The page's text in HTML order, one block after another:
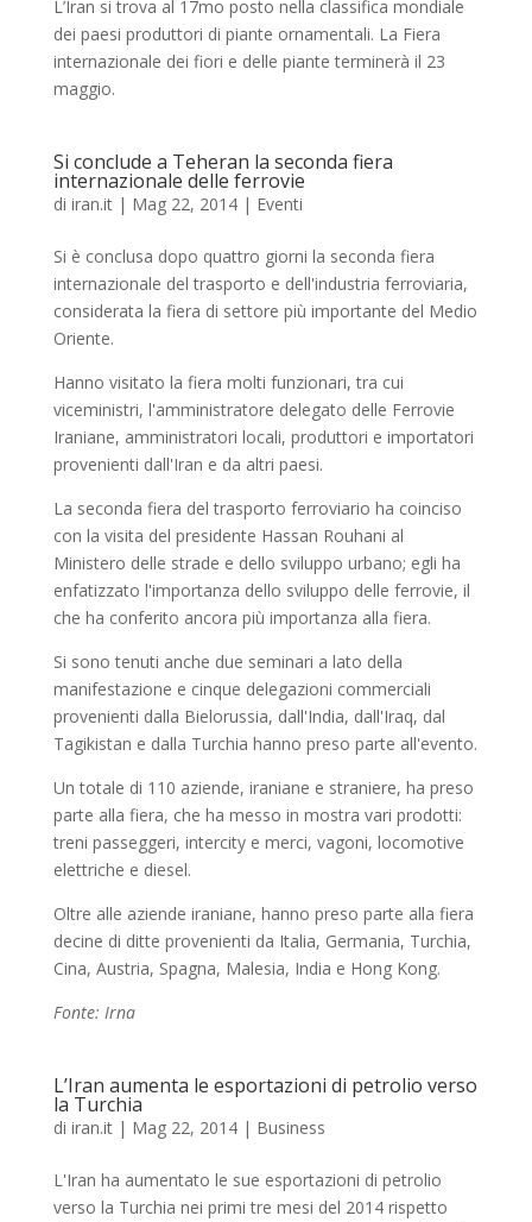
L’Iran si trova al 17mo posto nella classifica mondiale
dei paesi produttori di piante ornamentali. La Fiera
internazionale dei fiori e delle piante terminerà il 23
maggio.
Si conclude a Teheran la seconda fiera
internazionale delle ferrovie
di iran.it| Mag 22, 2014| Eventi
Si è conclusa dopo quattro giorni la seconda fiera
internazionale del trasporto e dell'industria ferroviaria,
considerata la fiera di settore più importante del Medio
Oriente.
Hanno visitato la fiera molti funzionari, tra cui
viceministri, l'amministratore delegato delle Ferrovie
Iraniane, amministratori locali, produttori e importatori
provenienti dall'Iran e da altri paesi.
La seconda fiera del trasporto ferroviario ha coinciso
con la visita del presidente Hassan Rouhani al
Ministero delle strade e dello sviluppo urbano; egli ha
enfatizzato l'importanza dello sviluppo delle ferrovie, il
che ha conferito ancora più importanza alla fiera.
Si sono tenuti anche due seminari a lato della
manifestazione e cinque delegazioni commerciali
provenienti dalla Bielorussia, dall'India, dall'Iraq, dal
Tagikistan e dalla Turchia hanno preso parte all'evento.
Un totale di 110 aziende, iraniane e straniere, ha preso
parte alla fiera, che ha messo in mostra vari prodotti:
treni passeggeri, intercity e merci, vagoni, locomotive
elettriche e diesel.
Oltre alle aziende iraniane, hanno preso parte alla fiera
decine di ditte provenienti da Italia, Germania, Turchia,
Cina, Austria, Spagna, Malesia, India e Hong Kong.
Fonte: Irna
L’Iran aumenta le esportazioni di petrolio verso
la Turchia
di iran.it| Mag 22, 2014| Business
L'Iran ha aumentato le sue esportazioni di petrolio
verso la Turchia nei primi tre mesi del 2014 rispetto